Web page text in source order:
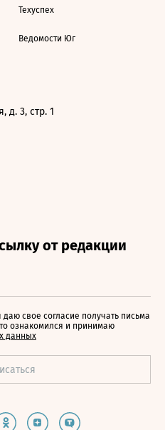
Техуспех
Ведомости Юг
д. 3, стр. 1
свое согласие получать письма
ознакомился и принимаю
данных